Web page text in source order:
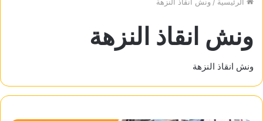
ونش انقاذ النزهة
ونش انقاذ النزهة